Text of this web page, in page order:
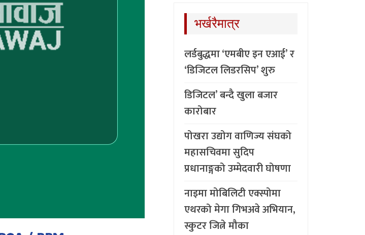
भर्खरैमात्र
लर्डबुद्धमा ‘एमबीए इन एआई’ र
‘डिजिटल लिडरसिप’ शुरु
डिजिटल’ बन्दै खुला बजार
कारोबार
पोखरा उद्योग वाणिज्य संघको
महासचिवमा सुदिप
प्रधानाङ्गको उम्मेदवारी घोषणा
नाइमा मोबिलिटी एक्स्पोमा
एथरको मेगा गिभअवे अभियान,
स्कुटर जित्ने मौका